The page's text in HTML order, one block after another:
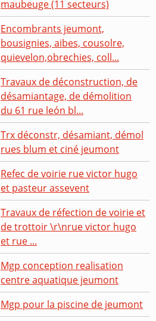
maubeuge (11 secteurs)
Encombrants jeumont,
bousignies, aibes, cousolre,
quievelon,obrechies, coll...
Travaux de déconstruction, de
désamiantage, de démolition
du 61 rue león bl...
Trx déconstr, désamiant, démol
rues blum et ciné jeumont
Refec de voirie rue victor hugo
et pasteur assevent
Travaux de réfection de voirie et
de trottoir \r\nrue victor hugo
et rue ...
Mgp conception realisation
centre aquatique jeumont
Mgp pour la piscine de jeumont